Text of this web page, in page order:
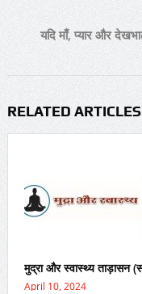
यदि माँ, प्यार और
RELATED ARTICLES
मुद्रा और स्वास्थ्य ताड़ासन
April 10, 2024